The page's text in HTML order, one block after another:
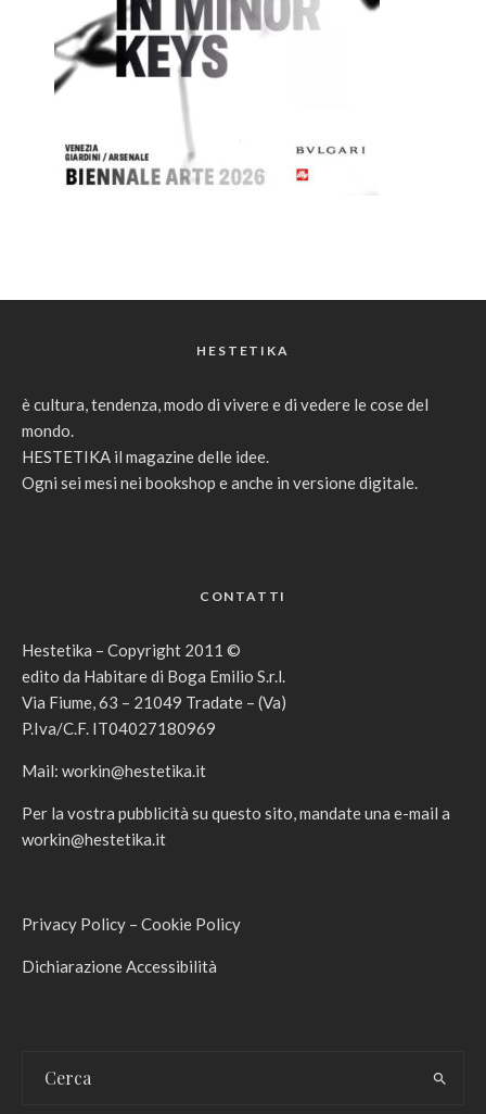
HESTETIKA
è cultura, tendenza, modo di vivere e di vedere le cose del
mondo.
HESTETIKA il magazine delle idee.
Ogni sei mesi nei bookshop e anche in versione digitale.
CONTATTI
Hestetika – Copyright 2011 ©
edito da Habitare di Boga Emilio S.r.l.
Via Fiume, 63 – 21049 Tradate – (Va)
P.Iva/C.F. IT04027180969
Mail: workin@hestetika.it
Per la vostra pubblicità su questo sito, mandate una e-mail a
workin@hestetika.it
Privacy Policy – Cookie Policy
Dichiarazione Accessibilità